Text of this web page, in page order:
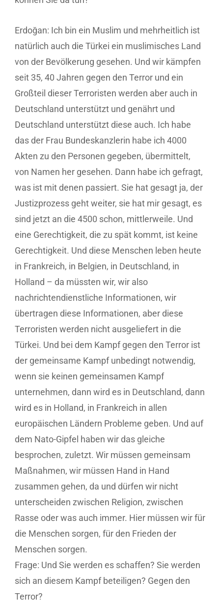
Erdoğan: Ich bin ein Muslim und mehrheitlich ist
natürlich auch die Türkei ein muslimisches Land
von der Bevölkerung gesehen. Und wir kämpfen
seit 35, 40 Jahren gegen den Terror und ein
Großteil dieser Terroristen werden aber auch in
Deutschland unterstützt und genährt und
Deutschland unterstützt diese auch. Ich habe
das der Frau Bundeskanzlerin habe ich 4000
Akten zu den Personen gegeben, übermittelt,
von Namen her gesehen. Dann habe ich gefragt,
was ist mit denen passiert. Sie hat gesagt ja, der
Justizprozess geht weiter, sie hat mir gesagt, es
sind jetzt an die 4500 schon, mittlerweile. Und
eine Gerechtigkeit, die zu spät kommt, ist keine
Gerechtigkeit. Und diese Menschen leben heute
in Frankreich, in Belgien, in Deutschland, in
Holland – da müssten wir, wir also
nachrichtendienstliche Informationen, wir
übertragen diese Informationen, aber diese
Terroristen werden nicht ausgeliefert in die
Türkei. Und bei dem Kampf gegen den Terror ist
der gemeinsame Kampf unbedingt notwendig,
wenn sie keinen gemeinsamen Kampf
unternehmen, dann wird es in Deutschland, dann
wird es in Holland, in Frankreich in allen
europäischen Ländern Probleme geben. Und auf
dem Nato-Gipfel haben wir das gleiche
besprochen, zuletzt. Wir müssen gemeinsam
Maßnahmen, wir müssen Hand in Hand
zusammen gehen, da und dürfen wir nicht
unterscheiden zwischen Religion, zwischen
Rasse oder was auch immer. Hier müssen wir für
die Menschen sorgen, für den Frieden der
Menschen sorgen.
Frage: Und Sie werden es schaffen? Sie werden
sich an diesem Kampf beteiligen? Gegen den
Terror?